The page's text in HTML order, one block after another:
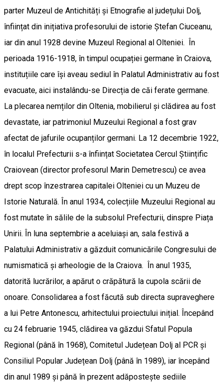
parter Muzeul de Antichități și Etnografie al județului Dolj,
înființat din inițiativa profesorului de istorie Ștefan Ciuceanu,
iar din anul 1928 devine Muzeul Regional al Olteniei. În
perioada 1916-1918, în timpul ocupației germane în Craiova,
instituțiile care își aveau sediul în Palatul Administrativ au fost
evacuate, aici instalându-se Direcția de căi ferate germane.
La plecarea nemților din Oltenia, mobilierul și clădirea au fost
devastate, iar patrimoniul Muzeului Regional a fost grav
afectat de jafurile ocupanților germani. La 12 decembrie 1922,
în localul Prefecturii s-a înființat Societatea Cercul Științific
Craiovean (director profesorul Marin Demetrescu) ce avea
drept scop înzestrarea capitalei Olteniei cu un Muzeu de
Istorie Naturală. În anul 1934, colecțiile Muzeului Regional au
fost mutate în sălile de la subsolul Prefecturii, dinspre Piața
Unirii. În luna septembrie a aceluiași an, sala festivă a
Palatului Administrativ a găzduit comunicările Congresului de
numismatică și arheologie de la Craiova. În anul 1935,
datorită lucrărilor, a apărut o crăpătură la cupola scării de
onoare. Consolidarea a fost făcută sub directa supraveghere
a lui Petre Antonescu, arhitectului proiectului inițial. Începând
cu 24 februarie 1945, clădirea va găzdui Sfatul Popula
Regional (până în 1968), Comitetul Județean Dolj al PCR și
Consiliul Popular Județean Dolj (până în 1989), iar începând
din anul 1989 și până în prezent adăpostește sediile